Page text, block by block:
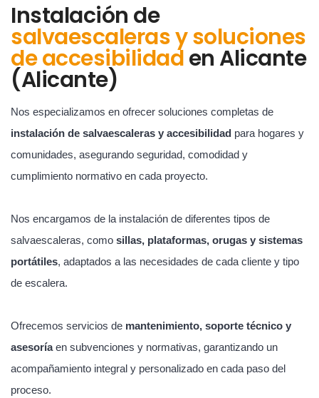
Instalación de
salvaescaleras y soluciones
de accesibilidaden Alicante
(Alicante)
Nos especializamos en ofrecer soluciones completas de
instalación de salvaescaleras y accesibilidad para hogares y
comunidades, asegurando seguridad, comodidad y
cumplimiento normativo en cada proyecto.
Nos encargamos de la instalación de diferentes tipos de
salvaescaleras, como sillas, plataformas, orugas y sistemas
portátiles, adaptados a las necesidades de cada cliente y tipo
de escalera.
Ofrecemos servicios de mantenimiento, soporte técnico y
asesoríaen subvenciones y normativas, garantizando un
acompañamiento integral y personalizado en cada paso del
proceso.